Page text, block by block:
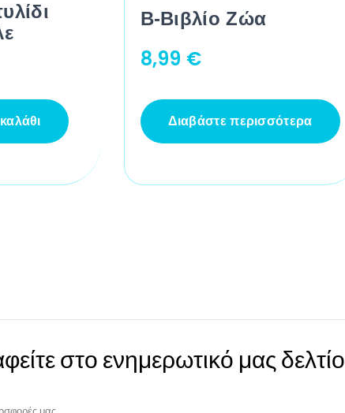
Β-Βιβλίο Ζώα
8,99 €
Διαβάστε περισσότερα
στο ενημερωτικό μας δελτίο